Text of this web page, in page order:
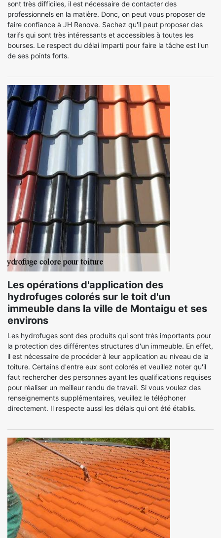
sont très difficiles, il est nécessaire de contacter des
professionnels en la matière. Donc, on peut vous proposer de
faire confiance à JH Renove. Sachez qu'il peut proposer des
tarifs qui sont très intéressants et accessibles à toutes les
bourses. Le respect du délai imparti pour faire la tâche est l'un
de ses points forts.
Les opérations d'application des
hydrofuges colorés sur le toit d'un
immeuble dans la ville de Montaigu et ses
environs
Les hydrofuges sont des produits qui sont très importants pour
la protection des différentes structures d'un immeuble. En effet,
il est nécessaire de procéder à leur application au niveau de la
toiture. Certains d'entre eux sont colorés et veuillez noter qu'il
faut rechercher des personnes ayant les qualifications requises
pour réaliser un meilleur rendu de travail. Si vous voulez des
renseignements supplémentaires, veuillez le téléphoner
directement. Il respecte aussi les délais qui ont été établis.